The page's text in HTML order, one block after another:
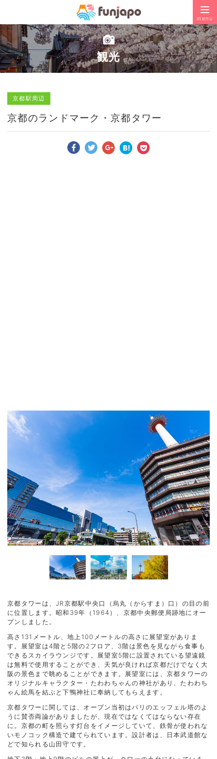
menu
観光
京都駅周辺
京都のランドマーク・京都タワー
京都タワーは、JR京都駅中央口（烏丸（からすま）口）の目の前
に位置します。昭和39年（1964）、京都中央郵便局跡地にオー
プンしました。
高さ131メートル、地上100メートルの高さに展望室がありま
す。展望室は4階と5階の2フロア、3階は景色を見ながら食事も
できるスカイラウンジです。展望室5階に設置されている望遠鏡
は無料で使用することができ、天気が良ければ京都だけでなく大
阪の景色まで眺めることができます。展望室には、京都タワーの
オリジナルキャラクター・たわわちゃんの神社があり、たわわち
ゃん絵馬を結ぶと下鴨神社に奉納してもらえます。
京都タワーに関しては、オープン当初はパリのエッフェル塔のよ
うに賛否両論がありましたが、現在ではなくてはならない存在
に。京都の町を照らす灯台をイメージしていて、鉄骨が使われな
いモノコック構造で建てられています。設計者は、日本武道館な
どで知られる山田守です。